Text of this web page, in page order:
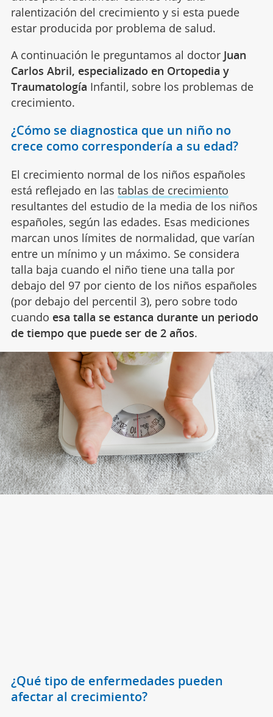
ralentización del crecimiento y si esta puede
estar producida por problema de salud.
A continuación le preguntamos al doctor Juan
Carlos Abril, especializado en Ortopedia y
Traumatología Infantil, sobre los problemas de
crecimiento.
¿Cómo se diagnostica que un niño no
crece como correspondería a su edad?
El crecimiento normal de los niños españoles
está reflejado en las tablas de crecimiento
resultantes del estudio de la media de los niños
españoles, según las edades. Esas mediciones
marcan unos límites de normalidad, que varían
entre un mínimo y un máximo. Se considera
talla baja cuando el niño tiene una talla por
debajo del 97 por ciento de los niños españoles
(por debajo del percentil 3), pero sobre todo
cuando esa talla se estanca durante un periodo
de tiempo que puede ser de 2 años.
¿Qué tipo de enfermedades pueden
afectar al crecimiento?